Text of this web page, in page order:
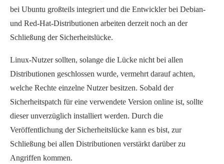
bei Ubuntu großteils integriert und die Entwickler bei Debian-
und Red-Hat-Distributionen arbeiten derzeit noch an der
Schließung der Sicherheitslücke.
Linux-Nutzer sollten, solange die Lücke nicht bei allen
Distributionen geschlossen wurde, vermehrt darauf achten,
welche Rechte einzelne Nutzer besitzen. Sobald der
Sicherheitspatch für eine verwendete Version online ist, sollte
dieser unverzüglich installiert werden. Durch die
Veröffentlichung der Sicherheitslücke kann es bist, zur
Schließung bei allen Distributionen verstärkt darüber zu
Angriffen kommen.